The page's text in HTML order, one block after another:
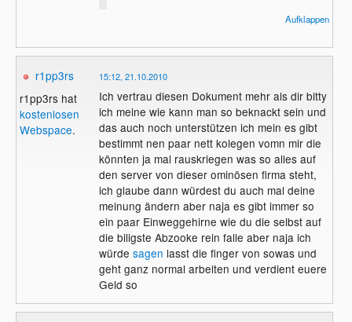
das die Suche eines Begriffes alle Links mit
dem Begriff aufzeigt. Dabei ist es
vollkommen egal ob es sich um die
Hompage handelt oder irgenwelchen
Foren usw. in denen der Suchbegriff steckt.
So können leicht gleich einige hundert
Links angezeigt werden. Das ist wohl nicht
unbeding verdächtig und die Bemerkung
an den Haaren herbeigezogen.
Im Internet steht so viel und jeder kann
seinen Senf dort platzieren ob wahr oder
nicht ist vollkommen egal. Keiner prüft
irgendwas ob es richtig ist oder nicht. Eine
große Frechheit ist es anonym oder
falschen Namen irgenwelchen Mist
veröffentlichen zu dürfen auf das so
Aufklappen
r1pp3rs
r1pp3rs hat
kostenlosen
Webspace.
15:12, 21.10.2010
Ich vertrau diesen Dokument mehr als dir bitty
ich meine wie kann man so beknackt sein und
das auch noch unterstützen ich mein es gibt
bestimmt nen paar nett kolegen vomn mir die
könnten ja mal rauskriegen was so alles auf
den server von dieser ominösen firma steht,
ich glaube dann würdest du auch mal deine
meinung ändern aber naja es gibt immer so
ein paar Einweggehirne wie du die selbst auf
die biligste Abzooke rein falle aber naja ich
würde sagen lasst die finger von sowas und
geht ganz normal arbeiten und verdient euere
Geld so